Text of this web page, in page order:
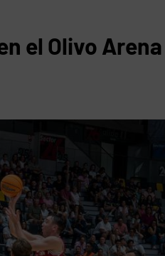
el Olivo